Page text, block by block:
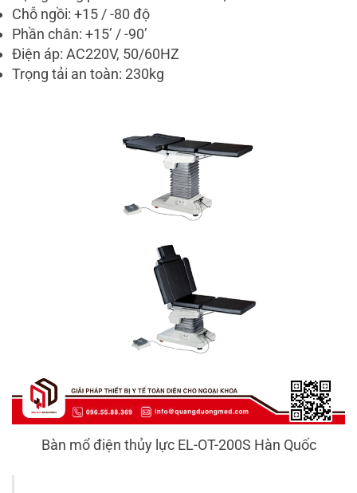
Chỗ ngồi: +15 / -80 độ
Phần chân: +15’ / -90’
Điện áp: AC220V, 50/60HZ
Trọng tải an toàn: 230kg
Bàn mổ điện thủy lực EL-OT-200S Hàn Quốc